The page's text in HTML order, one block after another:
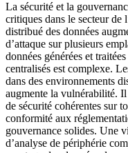
La sécurité et la
critiques dans le secteur
distribué des données
d’attaque sur plusieurs
données générées et
centralisés est complexe.
dans des environnements
augmente la vulnérabilité.
de sécurité cohérentes sur
conformité aux
gouvernance solides. Une
d’analyse de périphérie